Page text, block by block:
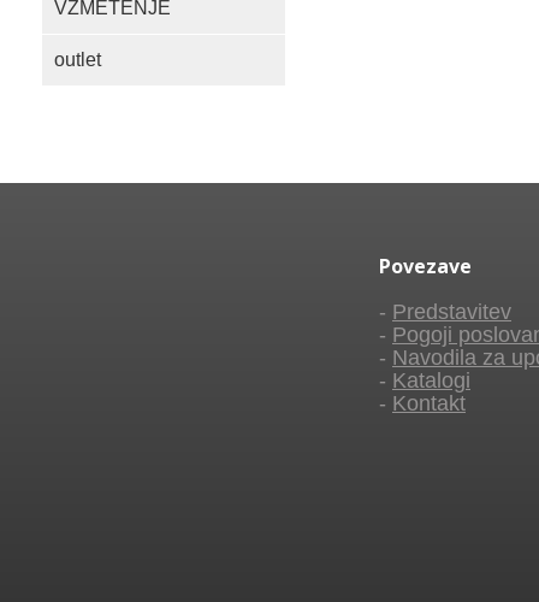
VZMETENJE
outlet
Povezave
- Predstavitev
- Pogoji
- Navodila za
- Katalogi
- Kontakt